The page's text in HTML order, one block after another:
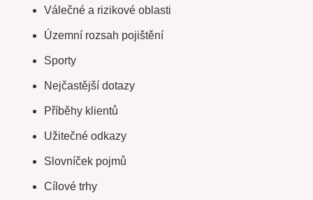
Válečné a rizikové oblasti
Územní rozsah pojištění
Sporty
Nejčastější dotazy
Příběhy klientů
Užitečné odkazy
Slovníček pojmů
Cílové trhy